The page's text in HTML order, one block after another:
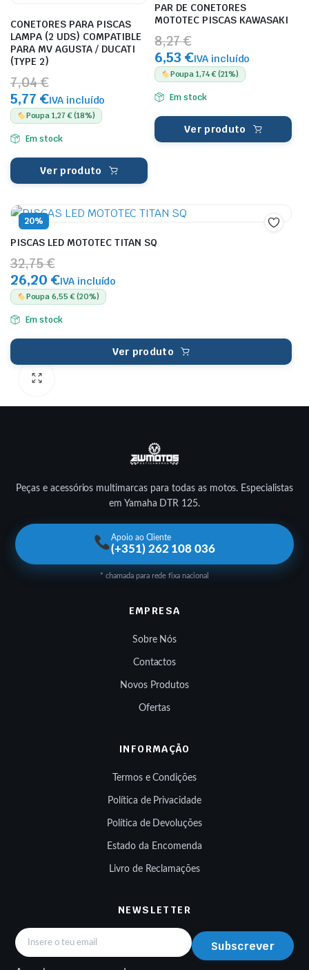
CONETORES PARA PISCAS
LAMPA (2 UDS) COMPATIBLE
PARA MV AGUSTA / DUCATI
(TYPE 2)
7,04 €
5,77 €IVA incluído
Poupa 1,27 € (18%)
Em stock
Ver produto
PAR DE CONETORES
MOTOTEC PISCAS KAWASAKI
8,27 €
6,53 €IVA incluído
Poupa 1,74 € (21%)
Em stock
Ver produto
20%
PISCAS LED MOTOTEC TITAN SQ
32,75 €
26,20 €IVA incluído
Poupa 6,55 € (20%)
Em stock
Ver produto
Peças e acessórios multimarcas para todas as motos. Especialistas
em Yamaha DTR 125.
Apoio ao Cliente
(+351) 262 108 036
* chamada para rede fixa nacional
EMPRESA
Sobre Nós
Contactos
Novos Produtos
Ofertas
INFORMAÇÃO
Termos e Condições
Política de Privacidade
Política de Devoluções
Estado da Encomenda
Livro de Reclamações
NEWSLETTER
Subscrever